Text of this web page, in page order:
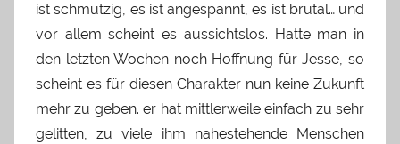
ist schmutzig, es ist angespannt, es ist brutal… und
vor allem scheint es aussichtslos. Hatte man in
den letzten Wochen noch Hoffnung für Jesse, so
scheint es für diesen Charakter nun keine Zukunft
mehr zu geben. er hat mittlerweile einfach zu sehr
gelitten, zu viele ihm nahestehende Menschen